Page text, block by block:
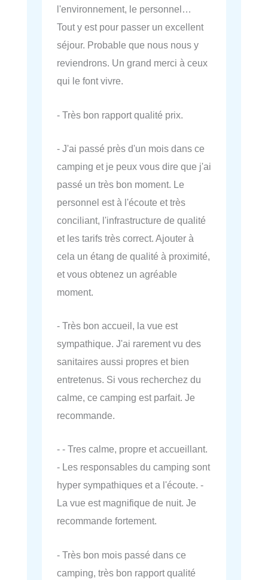
l'environnement, le personnel…
Tout y est pour passer un excellent
séjour. Probable que nous nous y
reviendrons. Un grand merci à ceux
qui le font vivre.
- Très bon rapport qualité prix.
- J'ai passé près d'un mois dans ce
camping et je peux vous dire que j'ai
passé un très bon moment. Le
personnel est à l'écoute et très
conciliant, l'infrastructure de qualité
et les tarifs très correct. Ajouter à
cela un étang de qualité à proximité,
et vous obtenez un agréable
moment.
- Très bon accueil, la vue est
sympathique. J'ai rarement vu des
sanitaires aussi propres et bien
entretenus. Si vous recherchez du
calme, ce camping est parfait. Je
recommande.
- - Tres calme, propre et accueillant.
- Les responsables du camping sont
hyper sympathiques et a l'écoute. -
La vue est magnifique de nuit. Je
recommande fortement.
- Très bon mois passé dans ce
camping, très bon rapport qualité